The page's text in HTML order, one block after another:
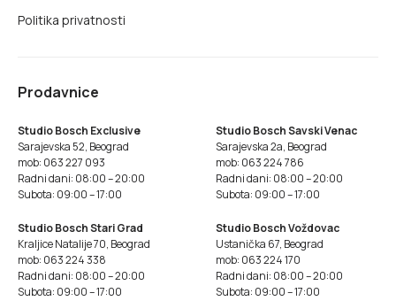
Politika privatnosti
Prodavnice
Studio Bosch Exclusive
Sarajevska 52, Beograd
mob: 063 227 093
Radni dani: 08:00 – 20:00
Subota: 09:00 – 17:00
Studio Bosch Savski Venac
Sarajevska 2a, Beograd
mob: 063 224 786
Radni dani: 08:00 – 20:00
Subota: 09:00 – 17:00
Studio Bosch Stari Grad
Kraljice Natalije 70, Beograd
mob: 063 224 338
Radni dani: 08:00 – 20:00
Subota: 09:00 – 17:00
Studio Bosch Voždovac
Ustanička 67, Beograd
mob: 063 224 170
Radni dani: 08:00 – 20:00
Subota: 09:00 – 17:00